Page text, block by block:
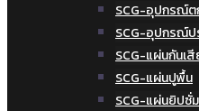
SCG-อุปกรณ์
SCG-อุปกรณ์ป
SCG-แผ่นกันเ
SCG-แผ่นปูพื้น
SCG-แผ่นยิปซั่